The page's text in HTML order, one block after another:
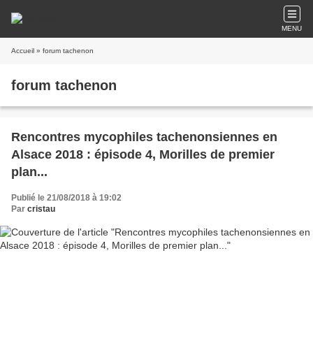
MENU
Accueil » forum tachenon
forum tachenon
Rencontres mycophiles tachenonsiennes en
Alsace 2018 : épisode 4, Morilles de premier
plan...
Publié le 21/08/2018 à 19:02
Par cristau